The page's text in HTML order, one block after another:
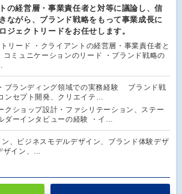
の経営層・事業責任者と対等に議論し、信
ながら、ブランド戦略をもって事業成長に
ジェクトリードをお任せします。
リード ・クライアントの経営層・事業責任者と
コミュニケーションのリード ・ブランド戦略の
ブランディング領域での実務経験 ブランド戦
ンセプト開発、クリエイテ…
クショップ設計・ファシリテーション、ステー
ダーインタビューの経験 ・イ…
、ビジネスモデルデザイン、ブランド体験デザ
ザイン、…